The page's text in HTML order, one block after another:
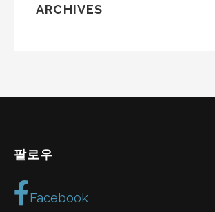
ARCHIVES
팔로우
Facebook